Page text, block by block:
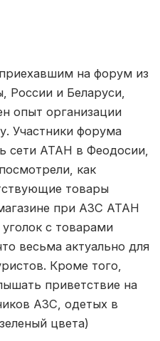
на форум из
России и Беларуси,
опыт организации
Участники форума
сети АТАН в Феодосии,
как
товары
при АЗС АТАН
с товарами
весьма актуально для
Кроме того,
приветствие на
АЗС, одетых в
цвета)